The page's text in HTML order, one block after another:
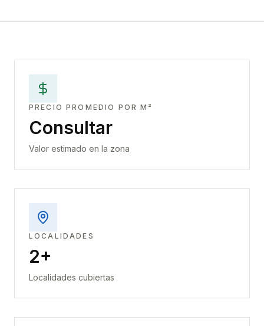
PRECIO PROMEDIO POR M²
Consultar
Valor estimado en la zona
LOCALIDADES
2+
Localidades cubiertas